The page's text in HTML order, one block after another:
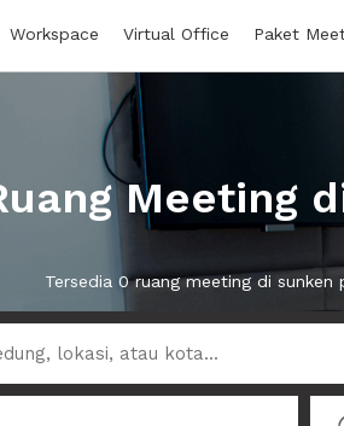
Workspace Virtual Office Paket
Meeting
Tersedia 0 ruang meeting di